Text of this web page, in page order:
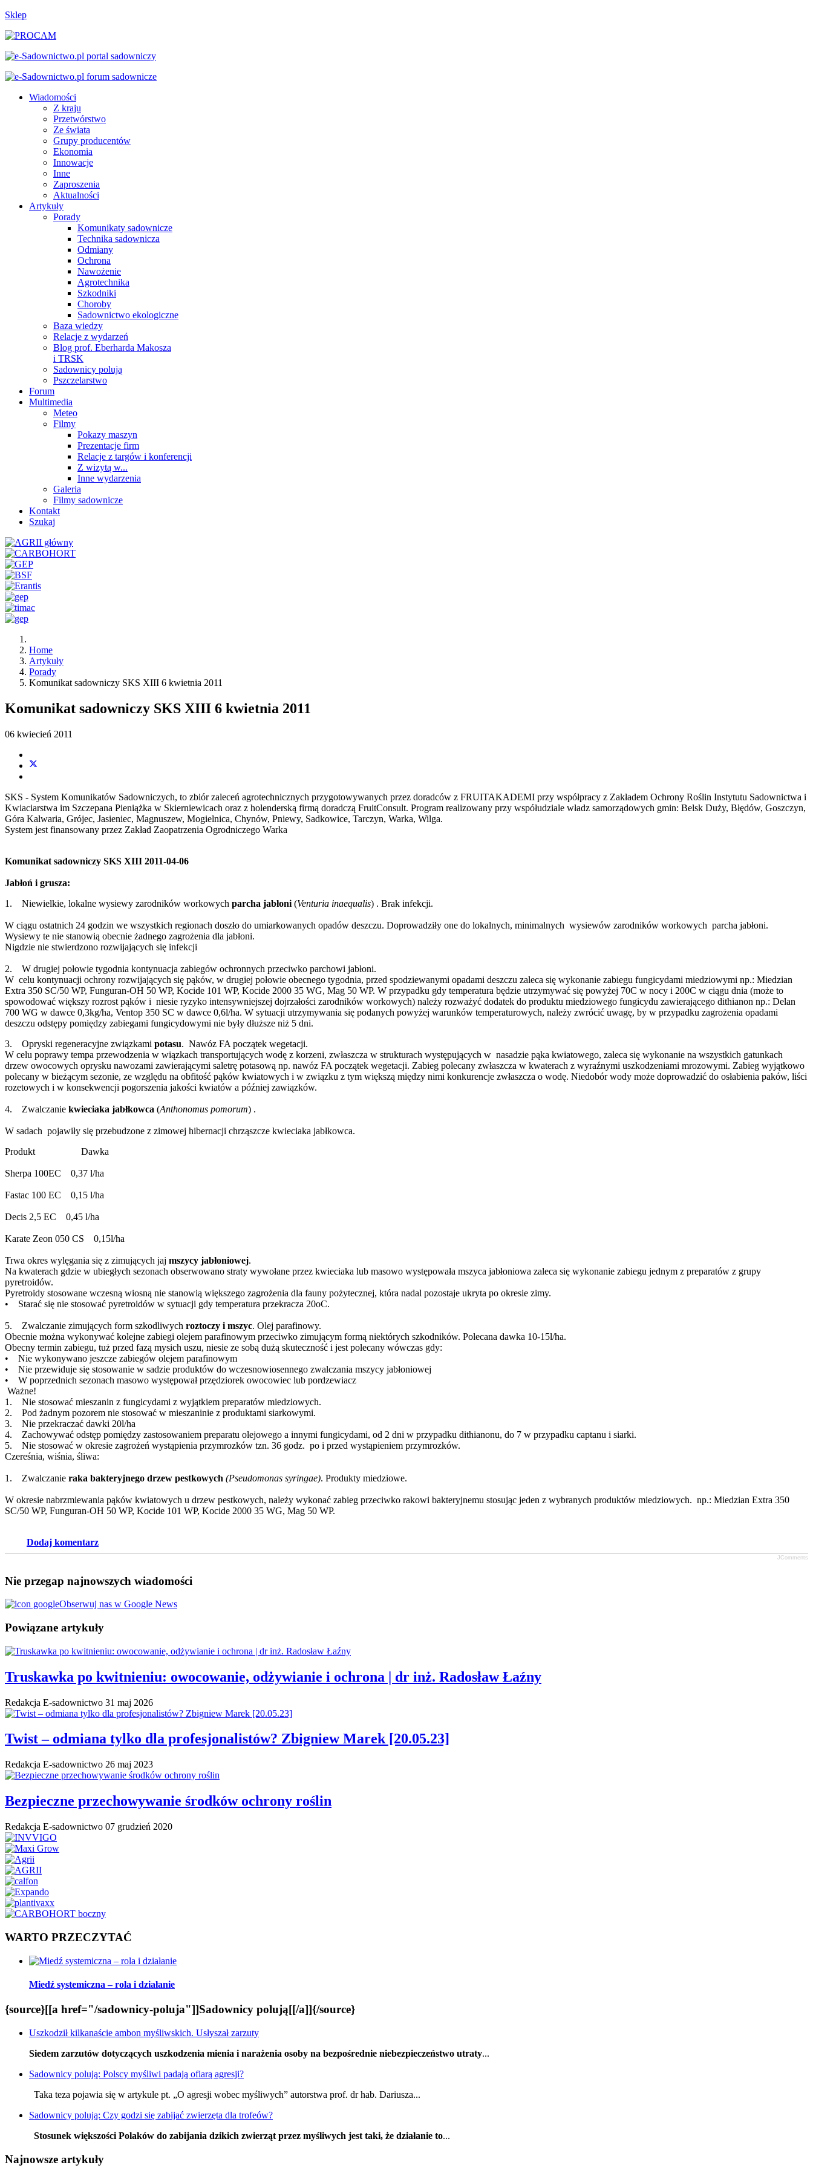
Sklep
Wiadomości
Z kraju
Przetwórstwo
Ze świata
Grupy producentów
Ekonomia
Innowacje
Inne
Zaproszenia
Aktualności
Artykuły
Porady
Komunikaty sadownicze
Technika sadownicza
Odmiany
Ochrona
Nawożenie
Agrotechnika
Szkodniki
Choroby
Sadownictwo ekologiczne
Baza wiedzy
Relacje z wydarzeń
Blog prof. Eberharda Makosza
i TRSK
Sadownicy polują
Pszczelarstwo
Forum
Multimedia
Meteo
Filmy
Pokazy maszyn
Prezentacje firm
Relacje z targów i konferencji
Z wizytą w...
Inne wydarzenia
Galeria
Filmy sadownicze
Kontakt
Szukaj
Home
Artykuły
Porady
Komunikat sadowniczy SKS XIII 6 kwietnia 2011
Komunikat sadowniczy SKS XIII 6 kwietnia 2011
06 kwiecień 2011
SKS - System Komunikatów Sadowniczych, to zbiór zaleceń agrotechnicznych przygotowywanych przez doradców z FRUITAKADEMI przy współpracy z Zakładem Ochrony Roślin Instytutu Sadownictwa i
Kwiaciarstwa im Szczepana Pieniążka w Skierniewicach oraz z holenderską firmą doradczą FruitConsult. Program realizowany przy współudziale władz samorządowych gmin: Belsk Duży, Błędów, Goszczyn,
Góra Kalwaria, Grójec, Jasieniec, Magnuszew, Mogielnica, Chynów, Pniewy, Sadkowice, Tarczyn, Warka, Wilga.
System jest finansowany przez Zakład Zaopatrzenia Ogrodniczego Warka
Komunikat sadowniczy SKS XIII 2011-04-06
Jabłoń i grusza:
1. Niewielkie, lokalne wysiewy zarodników workowych parcha jabłoni (Venturia inaequalis) . Brak infekcji.
W ciągu ostatnich 24 godzin we wszystkich regionach doszło do umiarkowanych opadów deszczu. Doprowadziły one do lokalnych, minimalnych wysiewów zarodników workowych parcha jabłoni.
Wysiewy te nie stanowią obecnie żadnego zagrożenia dla jabłoni.
Nigdzie nie stwierdzono rozwijających się infekcji
2. W drugiej połowie tygodnia kontynuacja zabiegów ochronnych przeciwko parchowi jabłoni.
W celu kontynuacji ochrony rozwijających się pąków, w drugiej połowie obecnego tygodnia, przed spodziewanymi opadami deszczu zaleca się wykonanie zabiegu fungicydami miedziowymi np.: Miedzian
Extra 350 SC/50 WP, Funguran-OH 50 WP, Kocide 101 WP, Kocide 2000 35 WG, Mag 50 WP. W przypadku gdy temperatura będzie utrzymywać się powyżej 70C w nocy i 200C w ciągu dnia (może to
spowodować większy rozrost pąków i niesie ryzyko intensywniejszej dojrzałości zarodników workowych) należy rozważyć dodatek do produktu miedziowego fungicydu zawierającego dithianon np.: Delan
700 WG w dawce 0,3kg/ha, Ventop 350 SC w dawce 0,6l/ha. W sytuacji utrzymywania się podanych powyżej warunków temperaturowych, należy zwrócić uwagę, by w przypadku zagrożenia opadami
deszczu odstępy pomiędzy zabiegami fungicydowymi nie były dłuższe niż 5 dni.
3. Opryski regeneracyjne związkami potasu. Nawóz FA początek wegetacji.
W celu poprawy tempa przewodzenia w wiązkach transportujących wodę z korzeni, zwłaszcza w strukturach występujących w nasadzie pąka kwiatowego, zaleca się wykonanie na wszystkich gatunkach
drzew owocowych oprysku nawozami zawierającymi saletrę potasową np. nawóz FA początek wegetacji. Zabieg polecany zwłaszcza w kwaterach z wyraźnymi uszkodzeniami mrozowymi. Zabieg wyjątkowo
polecany w bieżącym sezonie, ze względu na obfitość pąków kwiatowych i w związku z tym większą między nimi konkurencje zwłaszcza o wodę. Niedobór wody może doprowadzić do osłabienia paków, liści
rozetowych i w konsekwencji pogorszenia jakości kwiatów a później zawiązków.
4. Zwalczanie kwieciaka jabłkowca (Anthonomus pomorum) .
W sadach pojawiły się przebudzone z zimowej hibernacji chrząszcze kwieciaka jabłkowca.
Produkt Dawka
Sherpa 100EC 0,37 l/ha
Fastac 100 EC 0,15 l/ha
Decis 2,5 EC 0,45 l/ha
Karate Zeon 050 CS 0,15l/ha
Trwa okres wylęgania się z zimujących jaj mszycy jabłoniowej.
Na kwaterach gdzie w ubiegłych sezonach obserwowano straty wywołane przez kwieciaka lub masowo występowała mszyca jabłoniowa zaleca się wykonanie zabiegu jednym z preparatów z grupy
pyretroidów.
Pyretroidy stosowane wczesną wiosną nie stanowią większego zagrożenia dla fauny pożytecznej, która nadal pozostaje ukryta po okresie zimy.
• Starać się nie stosować pyretroidów w sytuacji gdy temperatura przekracza 20oC.
5. Zwalczanie zimujących form szkodliwych roztoczy i mszyc. Olej parafinowy.
Obecnie można wykonywać kolejne zabiegi olejem parafinowym przeciwko zimującym formą niektórych szkodników. Polecana dawka 10-15l/ha.
Obecny termin zabiegu, tuż przed fazą mysich uszu, niesie ze sobą dużą skuteczność i jest polecany wówczas gdy:
• Nie wykonywano jeszcze zabiegów olejem parafinowym
• Nie przewiduje się stosowanie w sadzie produktów do wczesnowiosennego zwalczania mszycy jabłoniowej
• W poprzednich sezonach masowo występował przędziorek owocowiec lub pordzewiacz
Ważne!
1. Nie stosować mieszanin z fungicydami z wyjątkiem preparatów miedziowych.
2. Pod żadnym pozorem nie stosować w mieszaninie z produktami siarkowymi.
3. Nie przekraczać dawki 20l/ha
4. Zachowywać odstęp pomiędzy zastosowaniem preparatu olejowego a innymi fungicydami, od 2 dni w przypadku dithianonu, do 7 w przypadku captanu i siarki.
5. Nie stosować w okresie zagrożeń wystąpienia przymrozków tzn. 36 godz. po i przed wystąpieniem przymrozków.
Czereśnia, wiśnia, śliwa:
1. Zwalczanie raka bakteryjnego drzew pestkowych (Pseudomonas syringae). Produkty miedziowe.
W okresie nabrzmiewania pąków kwiatowych u drzew pestkowych, należy wykonać zabieg przeciwko rakowi bakteryjnemu stosując jeden z wybranych produktów miedziowych. np.: Miedzian Extra 350
SC/50 WP, Funguran-OH 50 WP, Kocide 101 WP, Kocide 2000 35 WG, Mag 50 WP.
Dodaj komentarz
JComments
Nie przegap najnowszych wiadomości
Obserwuj nas w Google News
Powiązane artykuły
Truskawka po kwitnieniu: owocowanie, odżywianie i ochrona | dr inż. Radosław Łaźny
Redakcja E-sadownictwo 31 maj 2026
Twist – odmiana tylko dla profesjonalistów? Zbigniew Marek [20.05.23]
Redakcja E-sadownictwo 26 maj 2023
Bezpieczne przechowywanie środków ochrony roślin
Redakcja E-sadownictwo 07 grudzień 2020
WARTO PRZECZYTAĆ
Miedź systemiczna – rola i działanie
{source}[[a href="/sadownicy-poluja"]]Sadownicy polują[[/a]]{/source}
Uszkodził kilkanaście ambon myśliwskich. Usłyszał zarzuty
Siedem zarzutów dotyczących uszkodzenia mienia i narażenia osoby na bezpośrednie niebezpieczeństwo utraty...
Sadownicy polują: Polscy myśliwi padają ofiarą agresji?
Taka teza pojawia się w artykule pt. „O agresji wobec myśliwych” autorstwa prof. dr hab. Dariusza...
Sadownicy polują: Czy godzi się zabijać zwierzęta dla trofeów?
Stosunek większości Polaków do zabijania dzikich zwierząt przez myśliwych jest taki, że działanie to...
Najnowsze artykuły